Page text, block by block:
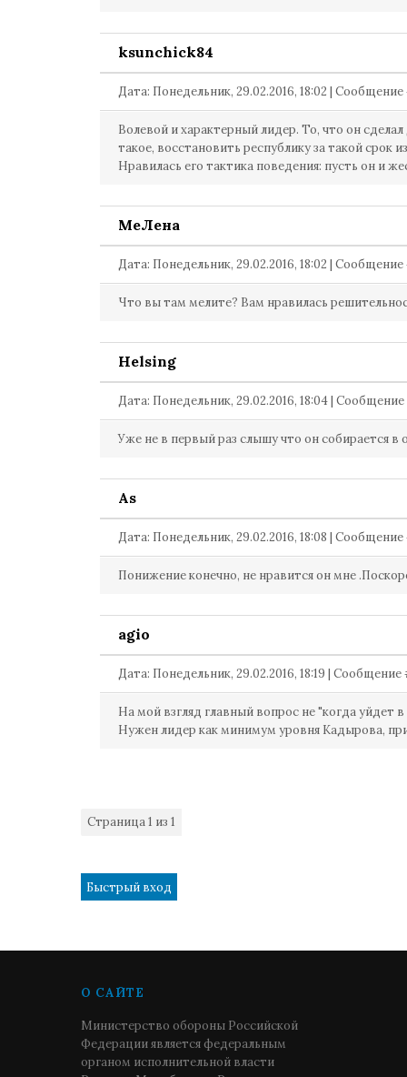
ksunchick84
Дата: Понедельник, 29.02.2016, 18:02 |
Волевой и характерный лидер. То, что он
такое, восстановить республику за такой срок
Нравилась его тактика поведения: пусть он и
МеЛена
Дата: Понедельник, 29.02.2016, 18:02 |
Что вы там мелите? Вам нравилась
Helsing
Дата: Понедельник, 29.02.2016, 18:04 |
Уже не в первый раз слышу что он собирается
As
Дата: Понедельник, 29.02.2016, 18:08 |
Понижение конечно, не нравится он мне
agio
Дата: Понедельник, 29.02.2016, 18:19 |
На мой взгляд главный вопрос не "когда уйдет
Нужен лидер как минимум уровня Кадырова,
Страница1 из 1
О САЙТЕ
Министерство обороны Российской
Федерации является федеральным
органом исполнительной власти